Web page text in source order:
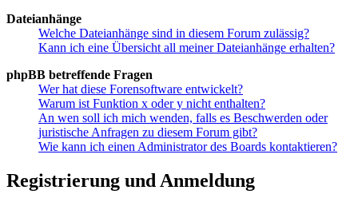
Dateianhänge
Welche Dateianhänge sind in diesem Forum zulässig?
Kann ich eine Übersicht all meiner Dateianhänge erhalten?
phpBB betreffende Fragen
Wer hat diese Forensoftware entwickelt?
Warum ist Funktion x oder y nicht enthalten?
An wen soll ich mich wenden, falls es Beschwerden oder
juristische Anfragen zu diesem Forum gibt?
Wie kann ich einen Administrator des Boards kontaktieren?
Registrierung und Anmeldung